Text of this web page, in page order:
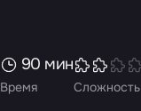
Время
90 мин
Сложность